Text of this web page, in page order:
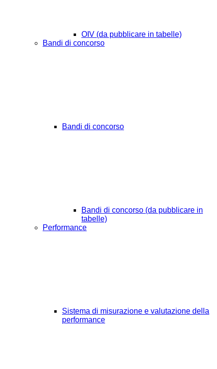
OIV (da pubblicare in tabelle)
Bandi di concorso
Bandi di concorso
Bandi di concorso (da pubblicare in
tabelle)
Performance
Sistema di misurazione e valutazione della
performance